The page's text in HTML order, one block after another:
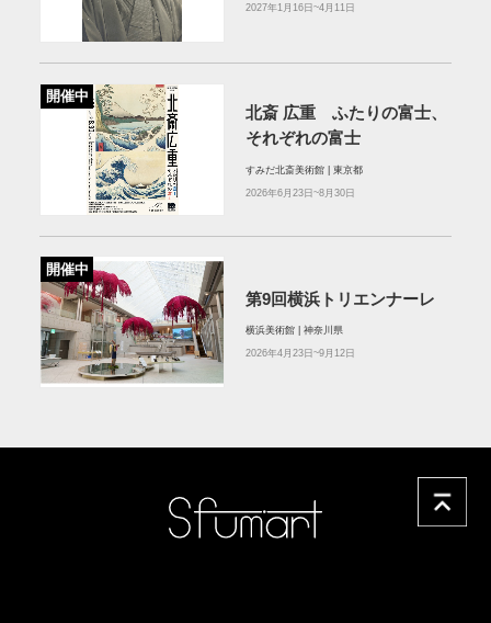
2027年1月16日~4月11日
開催中
北斎 広重 ふたりの富士、
それぞれの富士
すみだ北斎美術館 | 東京都
2026年6月23日~8月30日
開催中
第9回横浜トリエンナーレ
横浜美術館 | 神奈川県
2026年4月23日~9月12日